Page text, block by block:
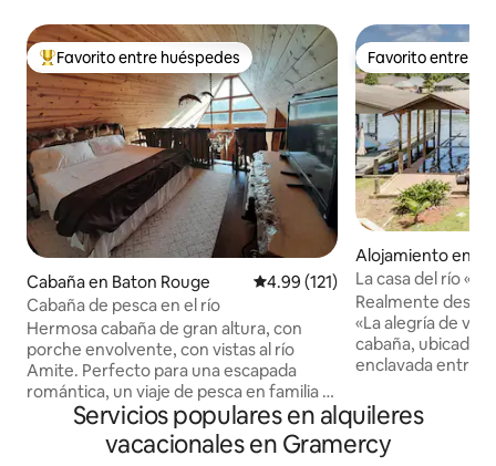
Favorito entre huéspedes preferido
Favorito entre huéspedes
Cabaña en Baton Rouge Calificación promedio: 4.99 de
4.99 (121)
Cabaña de pesca en el río
Hermosa cabaña de gran altura, con
porche envolvente, con vistas al río
Amite. Perfecto para una escapada
romántica, un viaje de pesca en familia o
reunir amigos para divertirse en el río.
¡Este lugar lo ofrece todo! Gran patio
para acampar en tiendas de campaña y
Favorito entre
Favorito entre
Alojamiento en
La casa del río
cajún!»
Realmente
«La alegría de
cabaña, ubicada
enclavada entre
subas al carrito
proporcionamos,
hora de isla!
Servicios populares en alquileres
vacacionales en Gramercy